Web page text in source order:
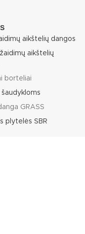
aikštelių dangos
aikštelių
borteliai
šaudykloms
GRASS
plytelės SBR